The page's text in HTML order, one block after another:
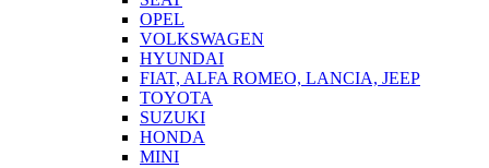
OPEL
VOLKSWAGEN
HYUNDAI
FIAT, ALFA ROMEO, LANCIA, JEEP
TOYOTA
SUZUKI
HONDA
MINI